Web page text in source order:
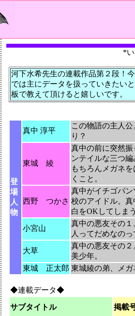
*
河下水希先生の連載作品第２段！
では主にデータを扱っていきたい
板で教えて頂けると嬉しいです。
登
場
人
物
真中 淳平
この物語の主人
り？
東城 綾
真中の前に突然
ンテイルな三つ
もちろんメガネ
くこと。
西野 つかさ
真中がイチゴパ
校のアイドル。
白をOKしてしま
小宮山
真中の悪友その
人ってだめなの
大草
真中の悪友その
美少年。
東城 正太郎 東城綾の弟、メ
◆連載データ◆
サブタイトル 掲載